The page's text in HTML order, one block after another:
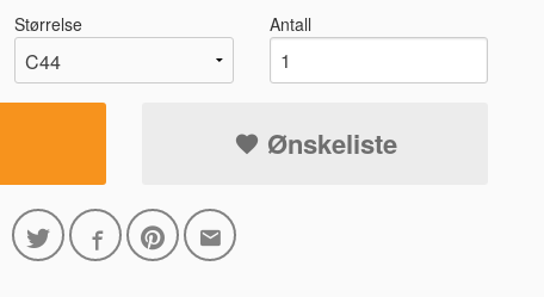
Størrelse Antall
Ønskeliste